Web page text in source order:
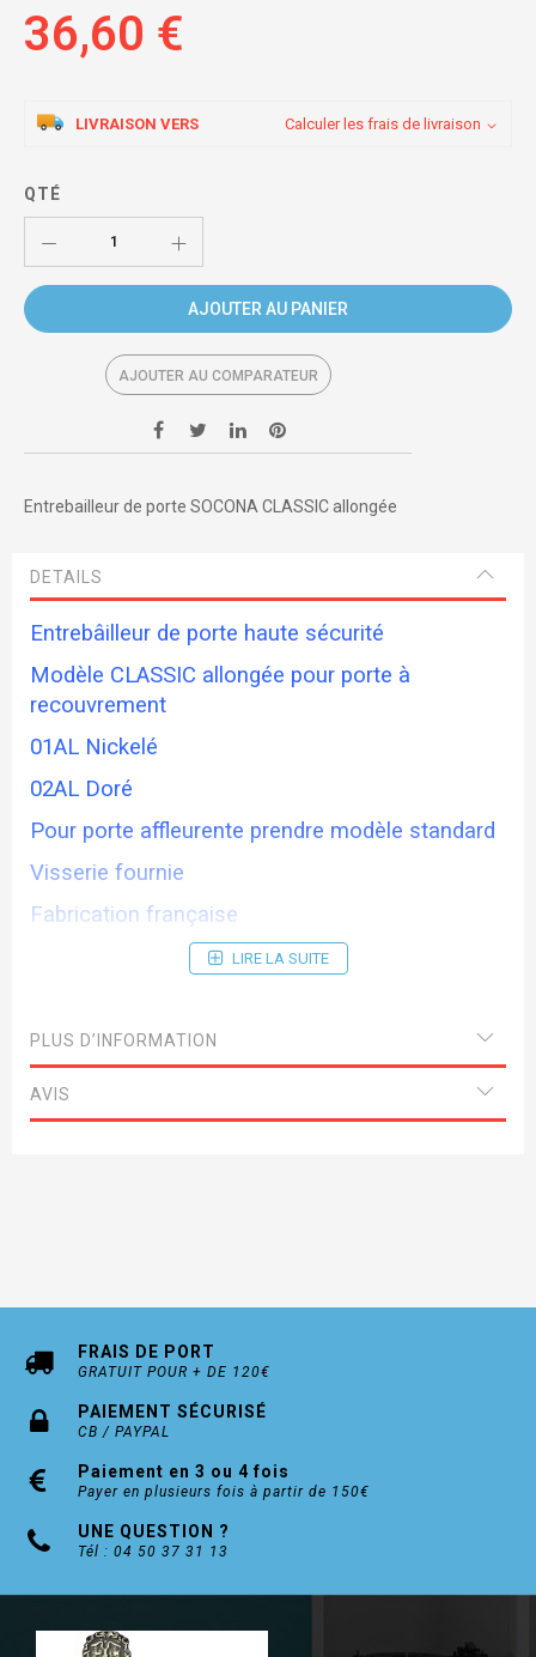
36,60 €
LIVRAISON VERS Calculer les frais de livraison
QTÉ
AJOUTER AU PANIER
AJOUTER AU COMPARATEUR
Entrebailleur de porte SOCONA CLASSIC allongée
DETAILS
Entrebâilleur de porte haute sécurité
Modèle CLASSIC allongée pour porte à
recouvrement
01AL Nickelé
02AL Doré
Pour porte affleurente prendre modèle standard
Visserie fournie
Fabrication française
LIRE LA SUITE
PLUS D’INFORMATION
AVIS
FRAIS DE PORT
GRATUIT POUR + DE 120€
PAIEMENT SÉCURISÉ
CB / PAYPAL
Paiement en 3 ou 4 fois
Payer en plusieurs fois à partir de 150€
UNE QUESTION ?
Tél : 04 50 37 31 13